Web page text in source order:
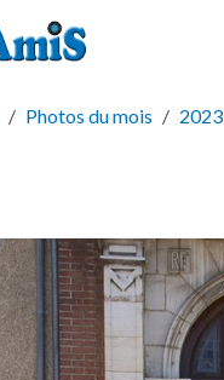
Photos du mois 2023